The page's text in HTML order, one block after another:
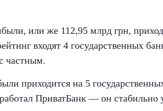
или же 112,95 млрд грн,
входят 4 государственных
частным.
приходится на 5
ПриватБанк — он стабильно